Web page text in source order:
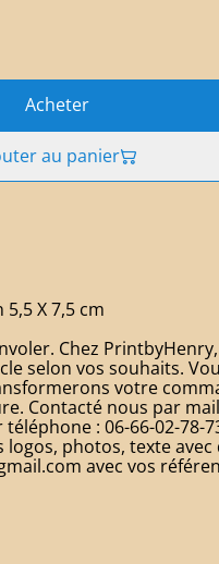
Acheter
au panier
X 7,5 cm
Chez
selon vos souhaits.
votre
Contacté nous par
: 06-66-02-78-
photos, texte avec
avec vos